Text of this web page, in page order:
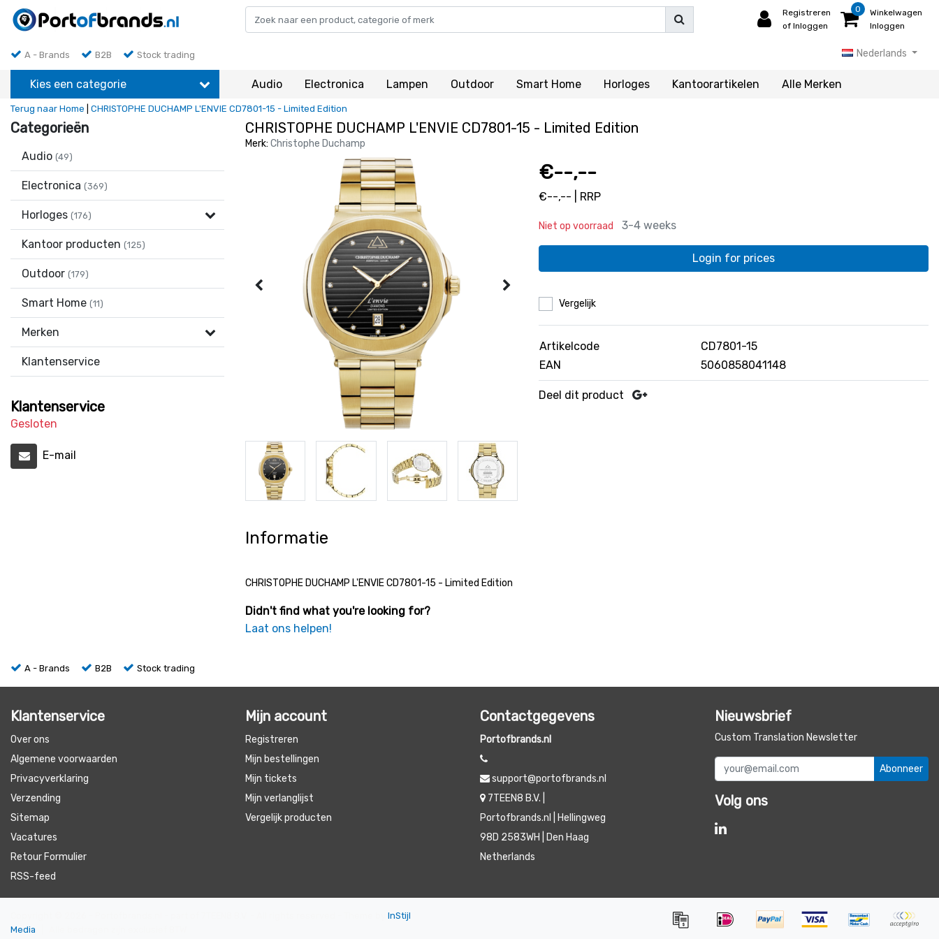
Registreren
of Inloggen
0
Winkelwagen
Inloggen
A - Brands B2B Stock trading Nederlands
Kies een categorie Audio Electronica Lampen Outdoor Smart Home Horloges Kantoorartikelen Alle Merken
Terug naar Home CHRISTOPHE DUCHAMP L'ENVIE CD7801-15 - Limited Edition
Categorieën
Audio (49)
Electronica (369)
Horloges (176)
Kantoor producten (125)
Outdoor (179)
Smart Home (11)
Merken
Klantenservice
Klantenservice
Gesloten
E-mail
CHRISTOPHE DUCHAMP L'ENVIE CD7801-15 - Limited Edition
Merk: Christophe Duchamp
€--,--
€--,-- | RRP
Niet op voorraad 3-4 weeks
Login for prices
Vergelijk
Artikelcode
CD7801-15
EAN
5060858041148
Deel dit product
Informatie
CHRISTOPHE DUCHAMP L'ENVIE CD7801-15 - Limited Edition
Didn't find what you're looking for?
Laat ons helpen!
A - Brands B2B Stock trading
Klantenservice
Over ons
Algemene voorwaarden
Privacyverklaring
Verzending
Sitemap
Vacatures
Retour Formulier
RSS-feed
Mijn account
Registreren
Mijn bestellingen
Mijn tickets
Mijn verlanglijst
Vergelijk producten
Contactgegevens
Portofbrands.nl
support@portofbrands.nl
7TEEN8 B.V. |
Portofbrands.nl | Hellingweg
98D 2583WH | Den Haag
Netherlands
Nieuwsbrief
Custom Translation Newsletter
Abonneer
Volg ons
InStijl
Media